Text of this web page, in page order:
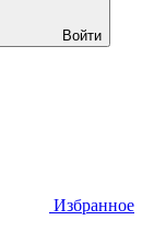
Войти
Избранное